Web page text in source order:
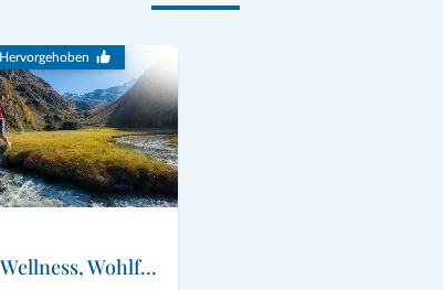
Hervorgehoben
Wandern, Wellness, Wohlfühlen!